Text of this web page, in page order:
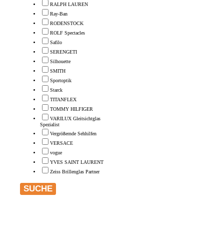
RALPH LAUREN
Ray-Ban
RODENSTOCK
ROLF Spectacles
Safilo
SERENGETI
Silhouette
SMITH
Sportoptik
Starck
TITANFLEX
TOMMY HILFIGER
VARILUX Gleitsichtglas
Spezialist
Vergrößernde Sehhilfen
VERSACE
vogue
YVES SAINT LAURENT
Zeiss Brillenglas Partner